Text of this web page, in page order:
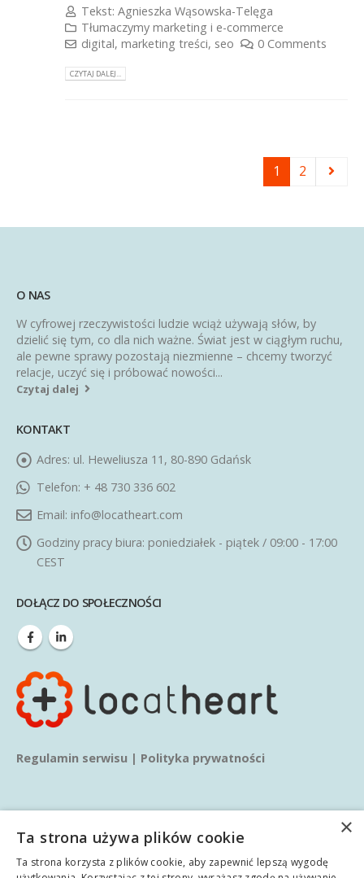
Tekst:Agnieszka Wąsowska-Telęga
Tłumaczymy marketing i e-commerce
digital,marketing treści, seo 0 Comments
CZYTAJ DALEJ...
1 2
O NAS
W cyfrowej rzeczywistości ludzie wciąż używają słów, by
dzielić się tym, co dla nich ważne. Świat jest w ciągłym ruchu,
ale pewne sprawy pozostają niezmienne – chcemy tworzyć
relacje, uczyć się i próbować nowości...
Czytaj dalej
KONTAKT
Adres: ul. Heweliusza 11, 80-890 Gdańsk
Telefon: + 48 730 336 602
Email: info@locatheart.com
Godziny pracy biura: poniedziałek - piątek / 09:00 - 17:00
CEST
DOŁĄCZ DO SPOŁECZNOŚCI
Regulamin serwisu | Polityka prywatności
×
Ta strona używa plików cookie
Ta strona korzysta z plików cookie, aby zapewnić lepszą wygodę